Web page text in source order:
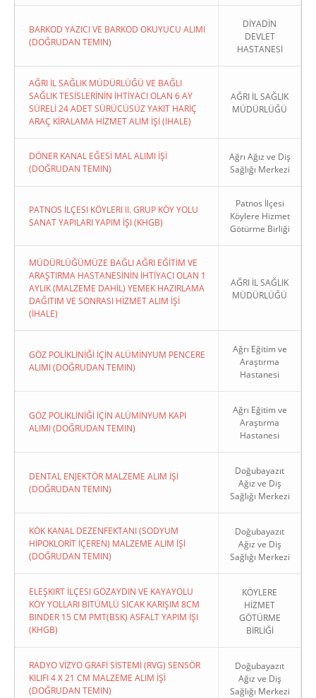
BARKOD YAZICI VE BARKOD OKUYUCU ALIMI
(DOĞRUDAN TEMIN)
DİYADİN
DEVLET
HASTANESİ
AĞRI İL SAĞLIK MÜDÜRLÜĞÜ VE BAĞLI
SAĞLIK TESİSLERİNİN İHTİYACI OLAN 6 AY
SÜRELİ 24 ADET SÜRÜCÜSÜZ YAKIT HARİÇ
ARAÇ KİRALAMA HİZMET ALIM İŞİ (İHALE)
AĞRI İL SAĞLIK
MÜDÜRLÜĞÜ
DÖNER KANAL EĞESİ MAL ALIMI İŞİ
(DOĞRUDAN TEMIN)
Ağrı Ağız ve Diş
Sağlığı Merkezi
PATNOS İLÇESI KÖYLERI II. GRUP KÖY YOLU
SANAT YAPILARI YAPIM İŞI (KHGB)
Patnos İlçesi
Köylere Hizmet
Götürme Birliği
MÜDÜRLÜĞÜMÜZE BAĞLI AĞRI EĞİTİM VE
ARAŞTIRMA HASTANESİNİN İHTİYACI OLAN 1
AYLIK (MALZEME DAHİL) YEMEK HAZIRLAMA
DAĞITIM VE SONRASI HİZMET ALIM İŞİ
(İHALE)
AĞRI İL SAĞLIK
MÜDÜRLÜĞÜ
GÖZ POLİKLİNİĞİ İÇİN ALÜMİNYUM PENCERE
ALIMI (DOĞRUDAN TEMIN)
Ağrı Eğitim ve
Araştırma
Hastanesi
GÖZ POLİKLİNİĞİ İÇİN ALÜMİNYUM KAPI
ALIMI (DOĞRUDAN TEMIN)
Ağrı Eğitim ve
Araştırma
Hastanesi
DENTAL ENJEKTÖR MALZEME ALIM İŞİ
(DOĞRUDAN TEMIN)
Doğubayazıt
Ağız ve Diş
Sağlığı Merkezi
KÖK KANAL DEZENFEKTANI (SODYUM
HİPOKLORİT İÇEREN) MALZEME ALIM İŞİ
(DOĞRUDAN TEMIN)
Doğubayazıt
Ağız ve Diş
Sağlığı Merkezi
ELEŞKIRT İLÇESI GÖZAYDIN VE KAYAYOLU
KÖY YOLLARI BITÜMLÜ SICAK KARIŞIM 8CM
BINDER 15 CM PMT(BSK) ASFALT YAPIM İŞI
(KHGB)
KÖYLERE
HİZMET
GÖTÜRME
BİRLİĞİ
RADYO VİZYO GRAFİ SİSTEMİ (RVG) SENSÖR
KILIFI 4 X 21 CM MALZEME ALIM İŞİ
(DOĞRUDAN TEMIN)
Doğubayazıt
Ağız ve Diş
Sağlığı Merkezi